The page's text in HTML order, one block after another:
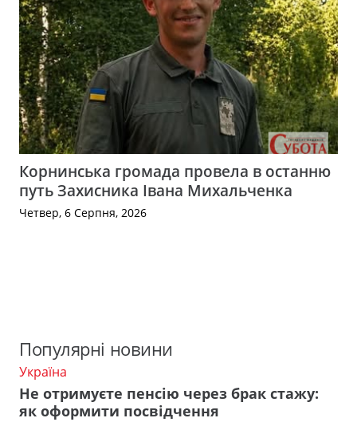
Корнинська громада провела в останню
путь Захисника Івана Михальченка
Четвер, 6 Серпня, 2026
Популярні новини
Україна
Не отримуєте пенсію через брак стажу:
як оформити посвідчення